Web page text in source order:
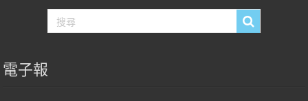
電子報